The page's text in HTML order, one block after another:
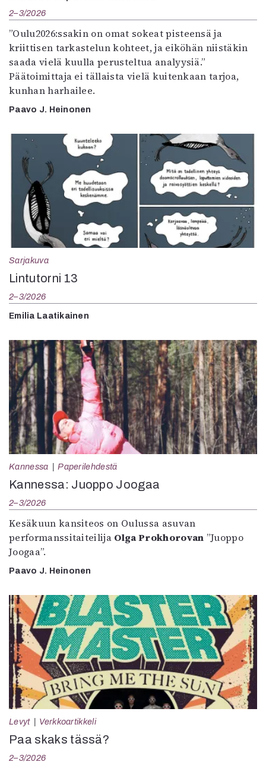
2–3/2026
”Oulu2026:ssakin on omat sokeat pisteensä ja
kriittisen tarkastelun kohteet, ja eiköhän niistäkin
saada vielä kuulla perusteltua analyysiä.”
Päätoimittaja ei tällaista vielä kuitenkaan tarjoa,
kunhan harhailee.
Paavo J. Heinonen
Sarjakuva
Lintutorni 13
2–3/2026
Emilia Laatikainen
Kannessa Paperilehdestä
Kannessa: Juoppo Joogaa
2–3/2026
Kesäkuun kansiteos on Oulussa asuvan
performanssitaiteilija Olga Prokhorovan ”Juoppo
Joogaa”.
Paavo J. Heinonen
Levyt Verkkoartikkeli
Paa skaks tässä?
2–3/2026